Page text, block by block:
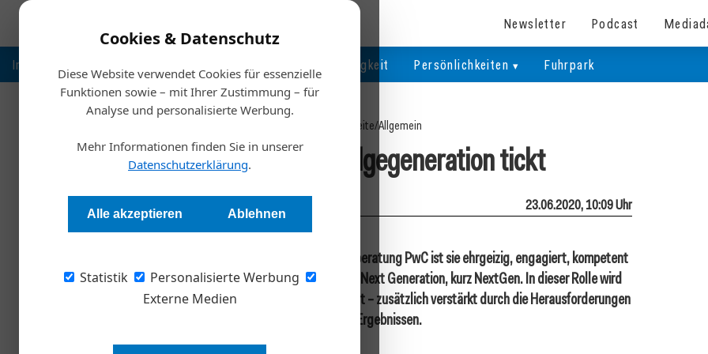
Cookies & Datenschutz
Diese Website verwendet Cookies für essenzielle
Funktionen sowie – mit Ihrer Zustimmung – für
Analyse und personalisierte Werbung.
Mehr Informationen finden Sie in unserer
Datenschutzerklärung.
Alle akzeptieren Ablehnen
Statistik
Personalisierte Werbung
Externe Medien
Newsletter Podcast
Inspiration Nachhaltigkeit Persönlichkeiten Fuhrpark
Startseite/Allgemein
Wie die Nachfolgegeneration tickt
Redaktion 23.06.2020, 10:09 Uhr
Laut einer aktuellen Studie der Unternehmensberatung PwC ist sie ehrgeizig, engagiert, kompetent
und will Treiber des digitalen Wandels sein: die Next Generation, kurz NextGen. In dieser Rolle wird
sie im Familienunternehmen dringend gebraucht – zusätzlich verstärkt durch die Herausforderungen
der COVID-19-Pandemie. Ein Überblick zu den Ergebnissen.